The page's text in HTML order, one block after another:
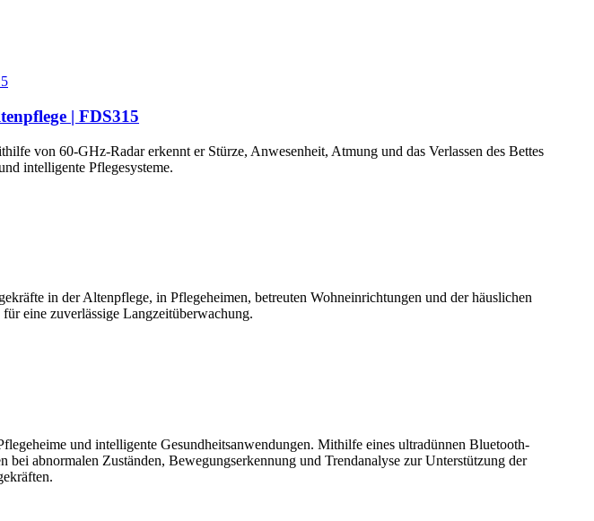
| FDS315
von 60-GHz-Radar erkennt er Stürze, Anwesenheit, Atmung und das Verlassen des Bettes
intelligente Pflegesysteme.
in der Altenpflege, in Pflegeheimen, betreuten Wohneinrichtungen und der häuslichen
eine zuverlässige Langzeitüberwachung.
und intelligente Gesundheitsanwendungen. Mithilfe eines ultradünnen Bluetooth-
abnormalen Zuständen, Bewegungserkennung und Trendanalyse zur Unterstützung der